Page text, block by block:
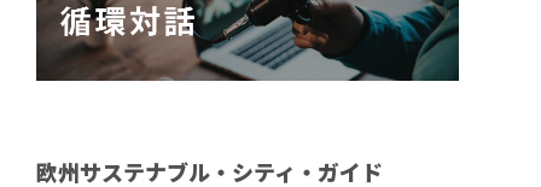
欧州サステナブル・シティ・ガイド